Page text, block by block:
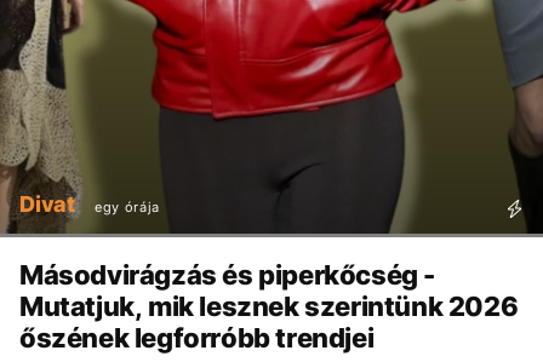
Divat egy órája
Másodvirágzás és piperkőcség -
Mutatjuk, mik lesznek szerintünk 2026
őszének legforróbb trendjei